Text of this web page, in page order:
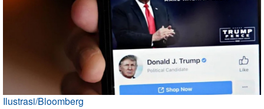
Ilustrasi/Bloomberg